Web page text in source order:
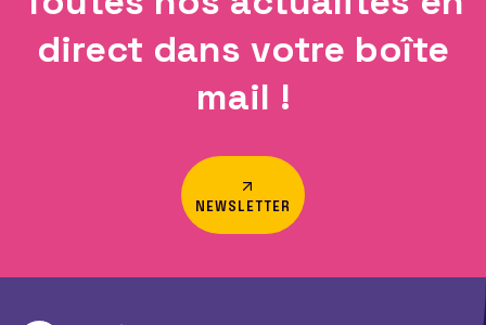
direct dans votre boîte
mail !
NEWSLETTER